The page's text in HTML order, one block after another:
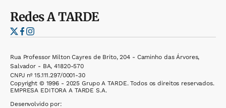
RedesA TARDE
Rua Professor Milton Cayres de Brito, 204 - Caminho das Árvores,
Salvador - BA, 41820-570
CNPJ nº 15.111.297/0001-30
Copyright © 1996 - 2025 Grupo A TARDE. Todos os direitos reservados.
EMPRESA EDITORA A TARDE S.A.
Desenvolvido por: